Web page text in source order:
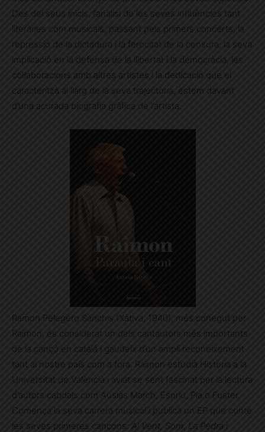
Des del seus inicis, l’anàlisi de les seves influències tant
literàries com musicals, passant pels primers concerts, la
repressió de la dictadura i la ferocitat de la censura, la seva
implicació en la defensa de la llibertat i la democràcia, les
col·laboracions amb altres artistes i la dedicació que el
caracteritzà al llarg de la seva trajectòria, estem davant
d’una acurada biografia gràfica de l’artista.
Ramon Pelegero Sanchis (Xàtiva, 1940), més conegut per
Raimon, és considerat un dels cantautors més importants
de la cançó en català i gaudeix d’un ampli reconeixement
tant al nostre país com a fora. Raimon estudià Història a la
Universitat de València i aviat se sent fascinat per la lectura
d’autors cabdals com Ausiàs March, Espriu, Pla o Fuster.
Comença la seva carrera musical i publica un EP que conté
les seves primeres cançons: Al Vent, Som, La Pedra